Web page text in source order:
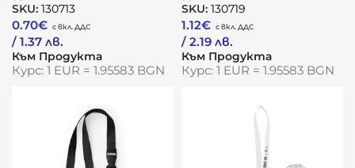
SKU: 130713
0.70€
/ 1.37 лв.
Към Продукта
Курс: 1 EUR = 1.95583 BGN
SKU: 130719
1.12€
/ 2.19 лв.
Към Продукта
Курс: 1 EUR = 1.95583 BGN